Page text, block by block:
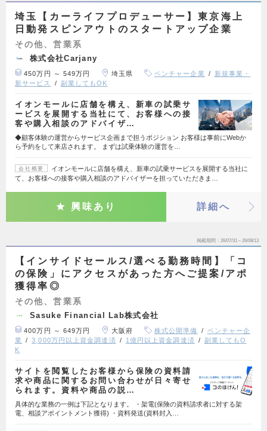
埼玉【カーライフプロデューサー】東京海上
日動発スピンアウトのスタートアップ企業
その他、営業系
株式会社Carjany
450万円 ～ 549万円 埼玉県 ベンチャー企業
新規事業・
新サービス
副業してもOK
イオンモールに店舗を構え、新車の試乗サ
ービスを展開する当社にて、お客様への接
客や購入相談のアドバイザ…
◆顧客体験の運営からサービス企画まで担うポジション お客様は事前にWebか
ら予約をして来店されます。 まずは試乗体験の運営を…
会社概要
イオンモールに店舗を構え、新車の試乗サービスを展開する当社に
て、お客様への接客や購入相談のアドバイザーを担っていただきま…
興味あり 詳細へ
掲載期間 26/07/31～26/08/13
【インサイドセールス/選べる勤務時間】「コ
の保険」にアクセスがあった方へご提案/アポ
獲得率◎
その他、営業系
Sasuke Financial Lab株式会社
400万円 ～ 649万円 大阪府 株式公開準備
ベンチャー企
業
3,000万円以上資金調達済 1億円以上資金調達済
副業してもO
K
サイトを閲覧したお客様から保険の資料請
求や商品に関するお問い合わせが日々寄せ
られます。資料や商品の説…
具体的な業務の一例は下記となります。 ・架電(保険の資料請求者に対する架
電、相談アポイントメント獲得) ・資料発送(資料封入…